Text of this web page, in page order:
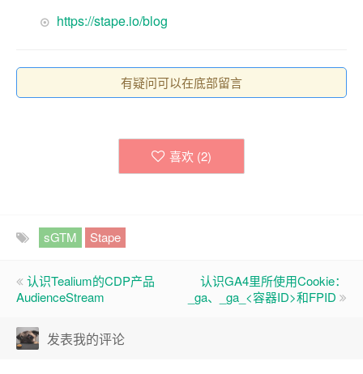
https://stape.io/blog
有疑问可以在底部留言
喜欢 (2)
sGTM Stape
认识Tealium的CDP产品
AudienceStream
认识GA4里所使用Cookie：
_ga、_ga_<容器ID>和FPID
发表我的评论